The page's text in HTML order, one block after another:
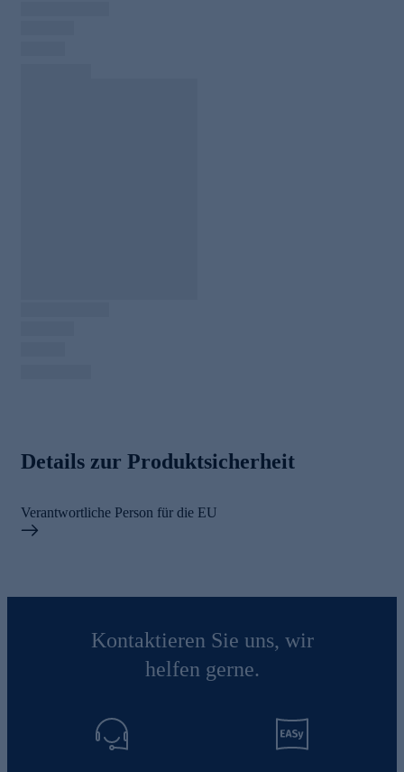
Details zur Produktsicherheit
Verantwortliche Person für die EU
Kontaktieren Sie uns, wir
helfen gerne.